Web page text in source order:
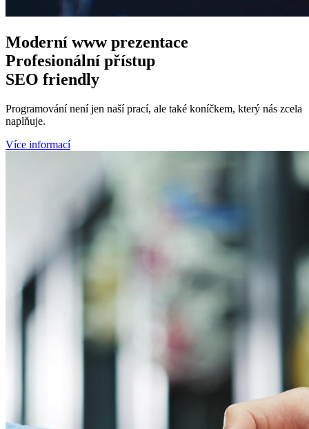
Moderní wwwprezentace
Profesionální přístup
SEO friendly
Programování není jen naší prací, ale také koníčkem, který nás zcela
naplňuje.
Více informací